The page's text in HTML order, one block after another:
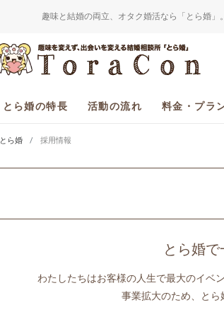
趣味と結婚の両立、オタク婚活なら「とら婚」
とら婚の特長 活動の流れ 料金・プラ
とら婚 採用情報
とら婚
わたしたちはお客様の人生で最大のイベ
事業拡大のため、とら